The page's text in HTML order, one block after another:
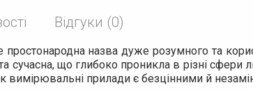
Відгуки (0)
назва дуже розумного та
сучасна, що глибоко проникла в різні
вимірювальні прилади є безцінними й